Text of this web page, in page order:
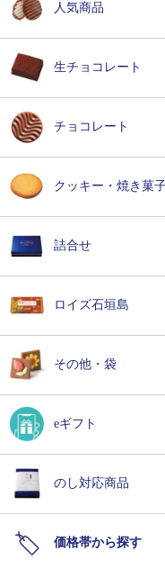
人気商品
生チョコレート
チョコレート
クッキー・焼き菓
詰合せ
ロイズ石垣島
その他・袋
eギフト
のし対応商品
価格帯から探す